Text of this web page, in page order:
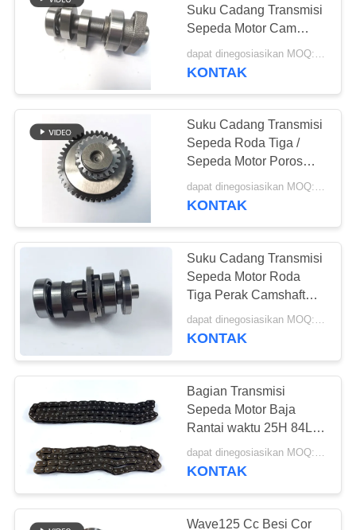
PRIVACY
POLICY
Suku Cadang Transmisi
Sepeda Motor Cam
Shaft TITAN150 JB
KONTAK
Suku Cadang Transmisi
Sepeda Roda Tiga /
Sepeda Motor Poros
Bubungan CAM SHAFT
dapat dinegosiasikan MOQ:300 ~ 500 pcs
KONTAK
Suku Cadang Transmisi
Sepeda Motor Roda
Tiga Perak Camshaft
TVS KING / TVS160 3W
dapat dinegosiasikan MOQ:300 ~ 500 pcs
KONTAK
Bagian Transmisi
Sepeda Motor Baja
Rantai waktu 25H 84L /
C25H 88L Multi Warna
dapat dinegosiasikan MOQ:300 ~ 500 pcs
KONTAK
Wave125 Cc Besi Cor